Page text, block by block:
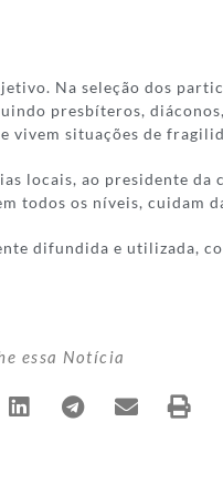
Na seleção dos
presbíteros,
vivem situações de
locais, ao presidente
todos os níveis, cuidam
difundida e utilizada,
essa Notícia